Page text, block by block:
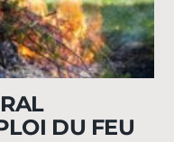
DU FEU